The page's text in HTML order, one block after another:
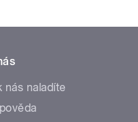
nás naladíte